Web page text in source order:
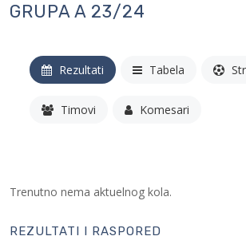
GRUPA A 23/24
Rezultati Tabela
Timovi Komesari
Trenutno nema aktuelnog kola.
REZULTATI I RASPORED